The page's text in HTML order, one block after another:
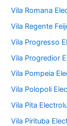
Vila Romana
Vila Regente
Vila Progresso
Vila Progredior
Vila Pompeia
Vila Polopoli
Vila Pita
Vila Pirituba